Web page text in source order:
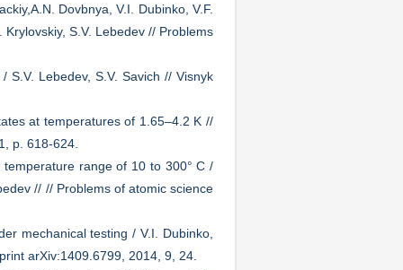
Dovbnya, V.I. Dubinko, V.F.
Krylovskiy, S.V. Lebedev // Problems
S.V. Lebedev, S.V. Savich // Visnyk
at temperatures of 1.65–4.2 K //
p. 618-624.
range of 10 to 300° C /
// // Problems of atomic science
mechanical testing / V.I. Dubinko,
arXiv:1409.6799, 2014, 9, 24.